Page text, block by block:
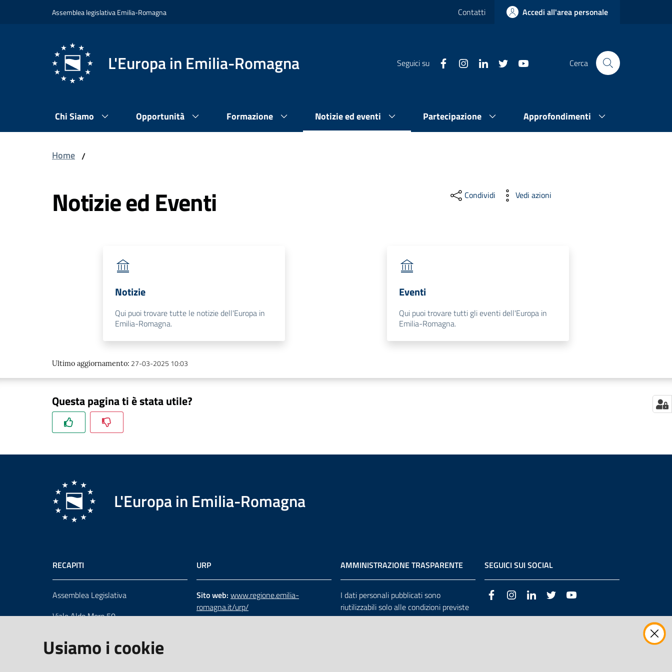
Vai al contenuto
Vai alla navigazioneAssemblea legislativa Emilia-Romagna Contatti Accedi all'area personale
L'Europa in Emilia-Romagna Seguici su Cerca
Chi Siamo Opportunità Formazione Notizie ed eventi Partecipazione Approfondimenti
Home /
Notizie ed Eventi Condividi Vedi azioni
Notizie
Qui puoi trovare tutte le notizie dell'Europa in
Emilia-Romagna.
Eventi
Qui puoi trovare tutti gli eventi dell'Europa in
Emilia-Romagna.
Ultimo aggiornamento: 27-03-2025 10:03
Questa pagina ti è stata utile?
L'Europa in Emilia-Romagna
RECAPITI
Assemblea Legislativa
Viale Aldo Moro 50
Centralino 051 5275226
Cerca telefoni e indirizzi
URP
Sito web: www.regione.emilia-
romagna.it/urp/
Numero verde:800.66.22.00
AMMINISTRAZIONE TRASPARENTE
I dati personali pubblicati sono
riutilizzabili solo alle condizioni previste
dalla direttiva comunitaria 2003/98/CE
SEGUICI SUI SOCIAL
FacebookInstagramLinkedIn Twitter
Usiamo i cookie